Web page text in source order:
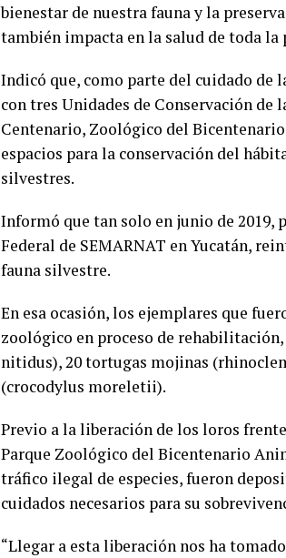
bienestar de nuestra fauna y la
también impacta en la salud de toda la
Indicó que, como parte del cuidado
con tres Unidades de Conservación de
Centenario, Zoológico del
espacios para la conservación del
silvestres.
Informó que tan solo en junio de 2019,
Federal de SEMARNAT en Yucatán,
fauna silvestre.
En esa ocasión, los ejemplares que
zoológico en proceso de
nitidus), 20 tortugas mojinas
(crocodylus moreletii).
Previo a la liberación de los loros
Parque Zoológico del Bicentenario
tráfico ilegal de especies, fueron
cuidados necesarios para su
“Llegar a esta liberación nos ha